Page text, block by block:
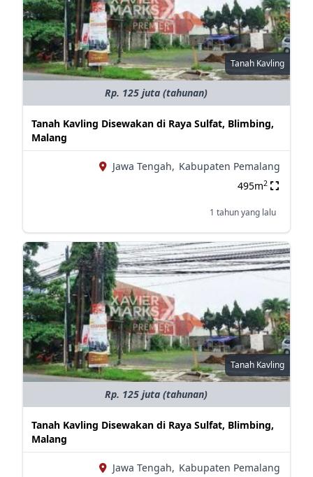
Tanah Kavling
Rp. 125 juta (tahunan)
Tanah Kavling Disewakan di Raya Sulfat, Blimbing,
Malang
Jawa Tengah, Kabupaten Pemalang
495m2
1 tahun yang lalu
Tanah Kavling
Rp. 125 juta (tahunan)
Tanah Kavling Disewakan di Raya Sulfat, Blimbing,
Malang
Jawa Tengah, Kabupaten Pemalang